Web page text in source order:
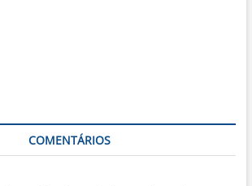
COMENTÁRIOS